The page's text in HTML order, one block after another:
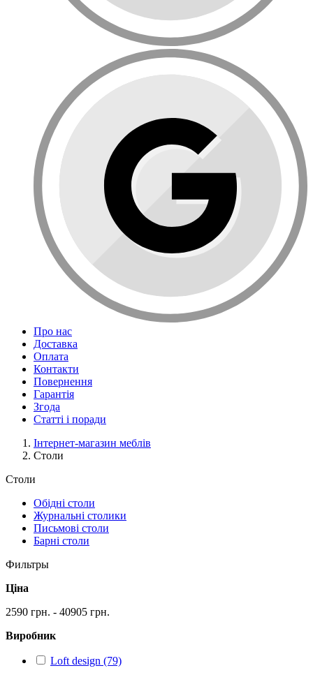
Про нас
Доставка
Оплата
Контакти
Повернення
Гарантія
Згода
Статті і поради
Інтернет-магазин меблів
Столи
Столи
Обідні столи
Журнальні столики
Письмові столи
Барні столи
Фильтры
Ціна
2590 грн. - 40905 грн.
Виробник
Loft design (79)